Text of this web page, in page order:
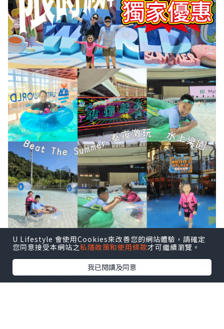
➖️➖️➖️ 🌍Trip.com 香港平台做緊［3人同行優惠價］
成人 $752/3人
學生 $521/3人 小童 $521/3人
獨
家粉絲優惠🌟用我個優惠碼：
U Lifestyle 會使用Cookies來改善您的網站體驗，請確定
您同意接受本網站之私隱政策和使用條款才可繼續瀏覽。
我已閱讀及同意